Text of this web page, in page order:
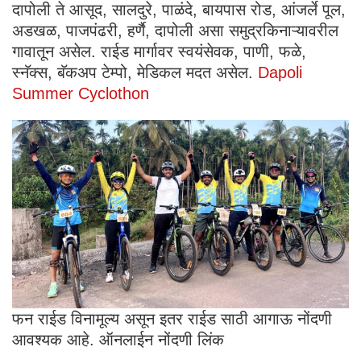
दापोली ते आसूद, सालदुरे, पाळंदे, बायपास रोड, आंजर्ले पूल,
अडखळ, पाजपंढरी, हर्णै, दापोली असा समुद्रकिनाऱ्यावरील
गावातून असेल. राईड मार्गावर स्वयंसेवक, पाणी, फळे,
स्नॅक्स, बॅकअप टेम्पो, मेडिकल मदत असेल. Dapoli
Summer Cyclothon
फन राईड विनामूल्य असून इतर राईड साठी आगाऊ नोंदणी
आवश्यक आहे. ऑनलाईन नोंदणी लिंक